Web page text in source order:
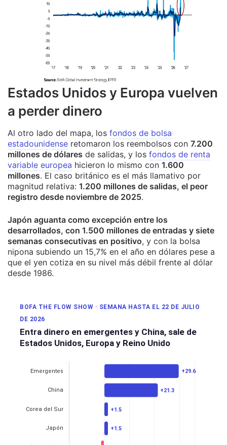
Estados Unidos y Europa vuelven
a perder dinero
Al otro lado del mapa, los fondos de bolsa
estadounidense retomaron los reembolsos con 7.200
millones de dólares de salidas, y los fondos de renta
variable europea hicieron lo mismo con 1.600
millones. El caso británico es el más llamativo por
magnitud relativa: 1.200 millones de salidas, el peor
registro desde noviembre de 2025.
Japón aguanta como excepción entre los
desarrollados, con 1.500 millones de entradas y siete
semanas consecutivas en positivo, y con la bolsa
nipona subiendo un 15,7% en el año en dólares pese a
que el yen cotiza en su nivel más débil frente al dólar
desde 1986.
BOFA THE FLOW SHOW · SEMANA HASTA EL 22 DE JULIO
DE 2026
Entra dinero en emergentes y China, sale de
Estados Unidos, Europa y Reino Unido